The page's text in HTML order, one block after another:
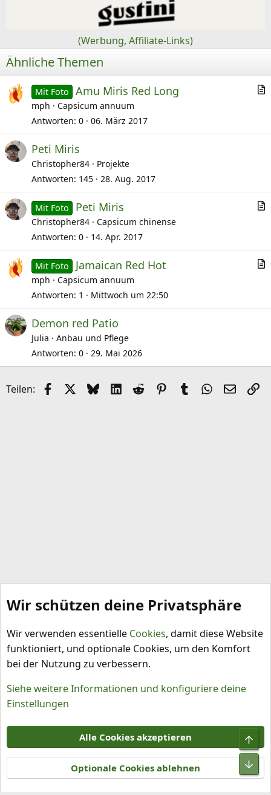
(Werbung, Affiliate-Links)
Ähnliche Themen
i
Mit Foto Amu Miris Red Long
mph
Capsicum annuum
Antworten 0 06. März 2017
Peti Miris
Christopher84
Projekte
Antworten 145 28. Aug. 2017
i
Mit Foto Peti Miris
Christopher84
Capsicum chinense
Antworten 0 14. Apr. 2017
i
Mit Foto Jamaican Red Hot
mph
Capsicum annuum
Antworten 1 Mittwoch um 22:50
Demon red Patio
Julia
Anbau und Pflege
Antworten 0 29. Mai 2026
Teilen: FacebookX (Twitter)
BlueskyLinkedIn
Reddit Pinterest
Tumblr WhatsApp
E-Mail
Nutzungsbedingungen
Datenschutz
Hilfe und Impressum
R
S
S
Community platform by XenForo® © 2010-2026 XenForo Ltd.
Wir schützen deine Privatsphäre
Wir verwenden essentielle Cookies, damit diese Website
funktioniert, und optionale Cookies, um den Komfort
bei der Nutzung zu verbessern.
Siehe weitere Informationen und konfiguriere deine
Einstellungen
Alle Cookies akzeptieren
Optionale Cookies ablehnen